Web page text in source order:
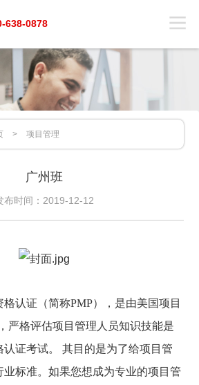
638-0878
> 项目管理
广州班
布时间：2019-12-12
认证（简称PMP），是由美国项目
严格评估项目管理人员知识技能是
证考试。 其目的是为了给项目管
标准。如果您想成为专业的项目管